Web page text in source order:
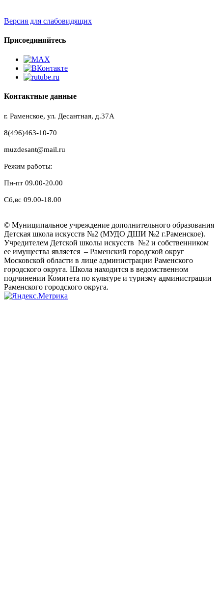
Версия для слабовидящих
Присоединяйтесь
Контактные данные
г. Раменское, ул. Десантная, д.37A
8(496)463-10-70
muzdesant@mail.ru
Режим работы:
Пн-пт 09.00-20.00
Сб,вс 09.00-18.00
© Муниципальное учреждение дополнительного образования
Детская школа искусств №2 (МУДО ДШИ №2 г.Раменское).
Учредителем Детской школы искусств №2 и собственником
ее имущества является – Раменский городской округ
Московской области в лице администрации Раменского
городского округа. Школа находится в ведомственном
подчинении Комитета по культуре и туризму администрации
Раменского городского округа.